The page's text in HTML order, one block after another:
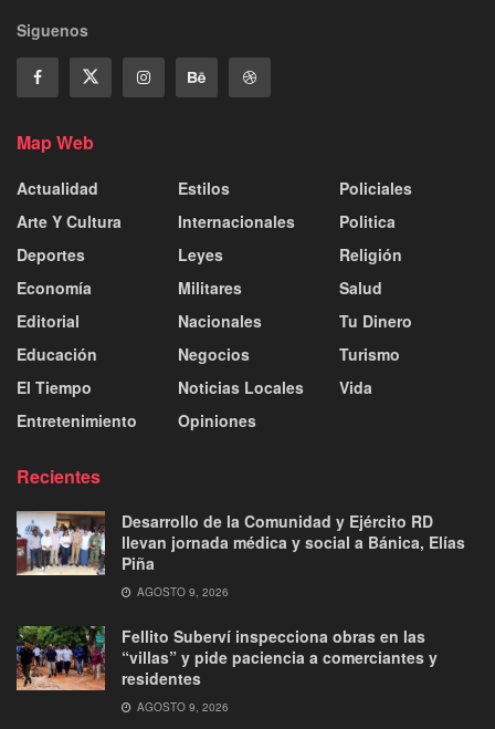
Siguenos
Map Web
Actualidad
Arte Y Cultura
Deportes
Economía
Editorial
Educación
El Tiempo
Entretenimiento
Estilos
Internacionales
Leyes
Militares
Nacionales
Negocios
Noticias Locales
Opiniones
Policiales
Politica
Religión
Salud
Tu Dinero
Turismo
Vida
Recientes
Desarrollo de la Comunidad y Ejército RD
llevan jornada médica y social a Bánica, Elías
Piña
AGOSTO 9, 2026
Fellito Suberví inspecciona obras en las
“villas” y pide paciencia a comerciantes y
residentes
AGOSTO 9, 2026